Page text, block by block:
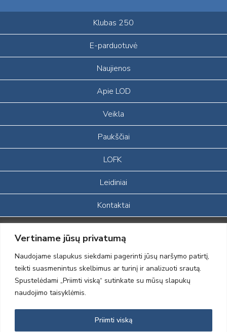
Vertiname jūsų privatumą
Naudojame slapukus siekdami pagerinti jūsų naršymo patirtį,
teikti suasmenintus skelbimus ar turinį ir analizuoti srautą.
Spustelėdami „Priimti viską“ sutinkate su mūsų slapukų
naudojimo taisyklėmis.
Priimti viską
Klubas 250
E-parduotuvė
Naujienos
Apie LOD
Veikla
Paukščiai
LOFK
Leidiniai
Kontaktai
Portalas sukurtas įgyvendinant Lietuvos Respublikos, Europos
ekonominės erdvės ir Norvegijos finansinių mechanizmų iš dalies
finansuojamą paprojektį
„LOD visuomeninės /gamtosauginės veiklos sustiprinimas ir įvaizdžio
formavimas įtraukiant visuomenę į aplinkosauginių tyrimų veiklą“
(paprojekčio
įgyvendinimo sutarties numeris 2004-LT0008-NVO-1EEE/NOR-02-
2012 © Lietuvos Ornitologų Draugija © 2014, Visos teisės saugomos